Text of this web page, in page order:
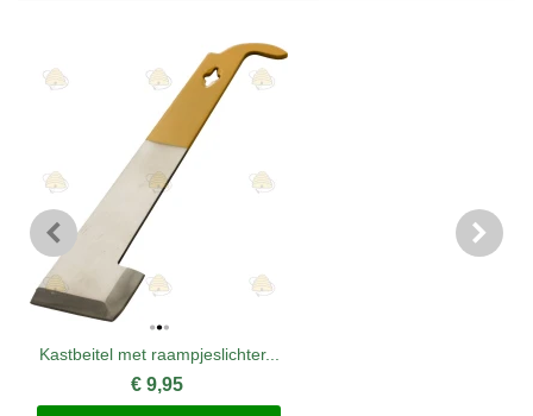
Kastbeitel met raampjeslichter...
€ 9,95